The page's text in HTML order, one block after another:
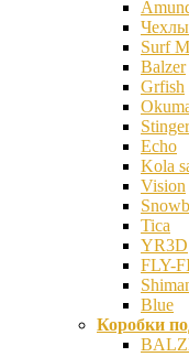
Surf
Balzer
Grfish
Stinger
Echo
Kola
Vision
Tica
YR3D
FLY-
Blue
Коробки